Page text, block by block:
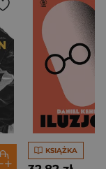
KSIĄŻKA